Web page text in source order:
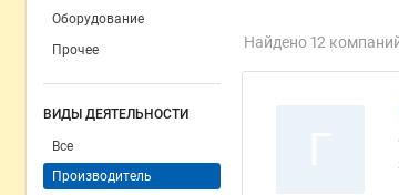
Оборудование
Прочее
ВИДЫ ДЕЯТЕЛЬНОСТИ
Все
Производитель
Найдено 12